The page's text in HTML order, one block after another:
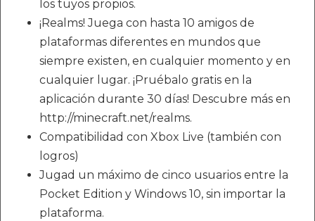
los tuyos propios.
¡Realms! Juega con hasta 10 amigos de
plataformas diferentes en mundos que
siempre existen, en cualquier momento y en
cualquier lugar. ¡Pruébalo gratis en la
aplicación durante 30 días! Descubre más en
http://minecraft.net/realms.
Compatibilidad con Xbox Live (también con
logros)
Jugad un máximo de cinco usuarios entre la
Pocket Edition y Windows 10, sin importar la
plataforma.